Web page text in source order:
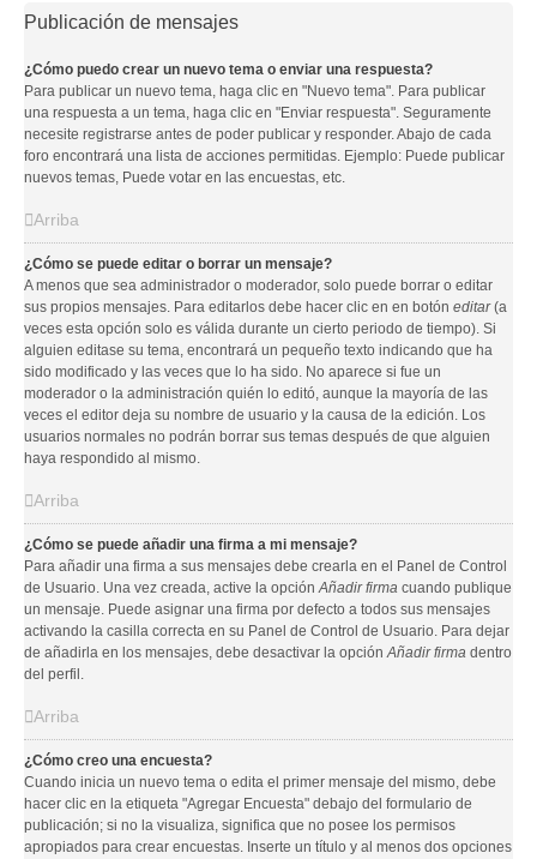
Publicación de mensajes
¿Cómo puedo crear un nuevo tema o enviar una respuesta?
Para publicar un nuevo tema, haga clic en "Nuevo tema". Para publicar
una respuesta a un tema, haga clic en "Enviar respuesta". Seguramente
necesite registrarse antes de poder publicar y responder. Abajo de cada
foro encontrará una lista de acciones permitidas. Ejemplo: Puede publicar
nuevos temas, Puede votar en las encuestas, etc.
Arriba
¿Cómo se puede editar o borrar un mensaje?
A menos que sea administrador o moderador, solo puede borrar o editar
sus propios mensajes. Para editarlos debe hacer clic en en botón editar(a
veces esta opción solo es válida durante un cierto periodo de tiempo). Si
alguien editase su tema, encontrará un pequeño texto indicando que ha
sido modificado y las veces que lo ha sido. No aparece si fue un
moderador o la administración quién lo editó, aunque la mayoría de las
veces el editor deja su nombre de usuario y la causa de la edición. Los
usuarios normales no podrán borrar sus temas después de que alguien
haya respondido al mismo.
Arriba
¿Cómo se puede añadir una firma a mi mensaje?
Para añadir una firma a sus mensajes debe crearla en el Panel de Control
de Usuario. Una vez creada, active la opciónAñadir firma cuando publique
un mensaje. Puede asignar una firma por defecto a todos sus mensajes
activando la casilla correcta en su Panel de Control de Usuario. Para dejar
de añadirla en los mensajes, debe desactivar la opciónAñadir firma dentro
del perfil.
Arriba
¿Cómo creo una encuesta?
Cuando inicia un nuevo tema o edita el primer mensaje del mismo, debe
hacer clic en la etiqueta "Agregar Encuesta" debajo del formulario de
publicación; si no la visualiza, significa que no posee los permisos
apropiados para crear encuestas. Inserte un título y al menos dos opciones